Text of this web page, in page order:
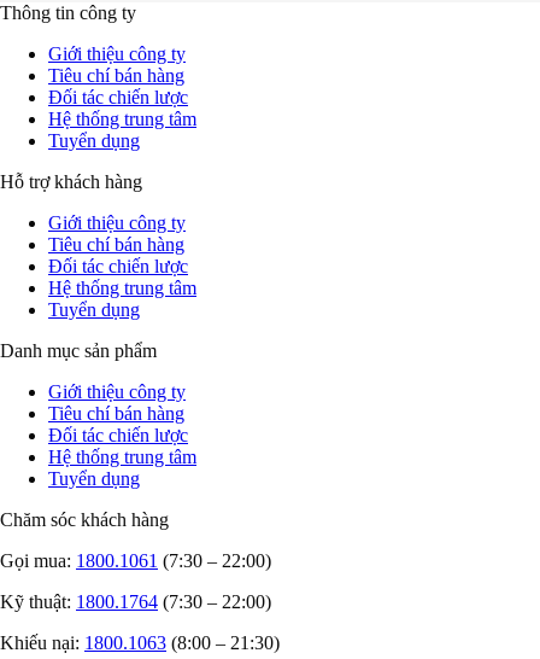
Thông tin công ty
Giới thiệu công ty
Tiêu chí bán hàng
Đối tác chiến lược
Hệ thống trung tâm
Tuyển dụng
Hỗ trợ khách hàng
Giới thiệu công ty
Tiêu chí bán hàng
Đối tác chiến lược
Hệ thống trung tâm
Tuyển dụng
Danh mục sản phẩm
Giới thiệu công ty
Tiêu chí bán hàng
Đối tác chiến lược
Hệ thống trung tâm
Tuyển dụng
Chăm sóc khách hàng
Gọi mua: 1800.1061 (7:30 – 22:00)
Kỹ thuật: 1800.1764 (7:30 – 22:00)
Khiếu nại: 1800.1063 (8:00 – 21:30)